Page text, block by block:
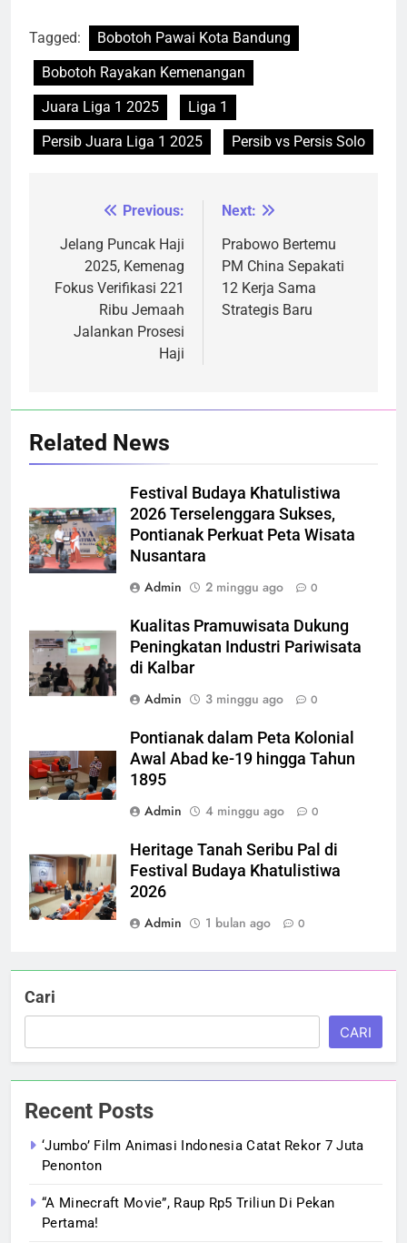
Tagged:
Bobotoh Pawai Kota Bandung
Bobotoh Rayakan Kemenangan
Juara Liga 1 2025
Liga 1
Persib Juara Liga 1 2025
Persib vs Persis Solo
Navigasi
pos
Previous:
Jelang Puncak Haji
2025, Kemenag
Fokus Verifikasi 221
Ribu Jemaah
Jalankan Prosesi
Haji
Next:
Prabowo Bertemu
PM China Sepakati
12 Kerja Sama
Strategis Baru
Related News
Festival Budaya Khatulistiwa
2026 Terselenggara Sukses,
Pontianak Perkuat Peta Wisata
Nusantara
Admin
2 minggu ago 0
Kualitas Pramuwisata Dukung
Peningkatan Industri Pariwisata
di Kalbar
Admin
3 minggu ago 0
Pontianak dalam Peta Kolonial
Awal Abad ke-19 hingga Tahun
1895
Admin
4 minggu ago 0
Heritage Tanah Seribu Pal di
Festival Budaya Khatulistiwa
2026
Admin
1 bulan ago 0
Cari
CARI
Recent Posts
‘Jumbo’ Film Animasi Indonesia Catat Rekor 7 Juta
Penonton
“A Minecraft Movie”, Raup Rp5 Triliun Di Pekan
Pertama!